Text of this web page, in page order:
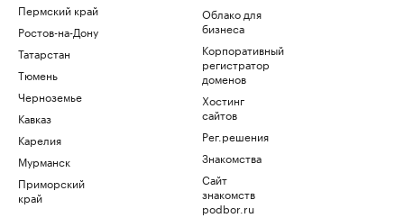
Пермский край
Ростов-на-Дону
Татарстан
Тюмень
Черноземье
Кавказ
Карелия
Мурманск
Приморский
край
Облако для
бизнеса
Корпоративный
регистратор
доменов
Хостинг
сайтов
Рег.решения
Знакомства
Сайт
знакомств
podbor.ru